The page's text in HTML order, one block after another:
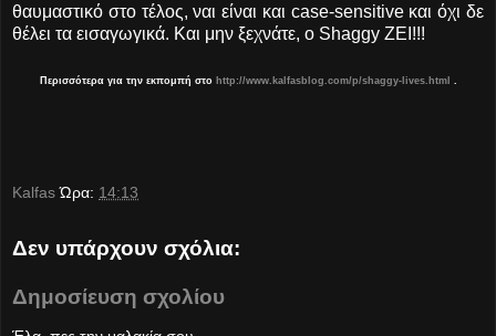
θαυμαστικό στο τέλος, ναι είναι και case-sensitive και όχι δε
θέλει τα εισαγωγικά. Και μην ξεχνάτε, ο Shaggy ΖΕΙ!!!
Περισσότερα για την εκπομπή στο http://www.kalfasblog.com/p/shaggy-lives.html
Kalfas Ώρα: 14:13
Δεν υπάρχουν σχόλια:
Δημοσίευση σχολίου